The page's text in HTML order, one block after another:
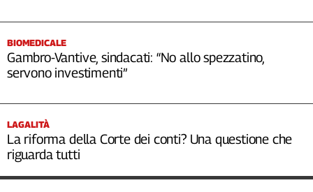
BIOMEDICALE
Gambro-Vantive, sindacati: “No allo spezzatino,
servono investimenti”
LAGALITÀ
La riforma della Corte dei conti? Una questione che
riguarda tutti